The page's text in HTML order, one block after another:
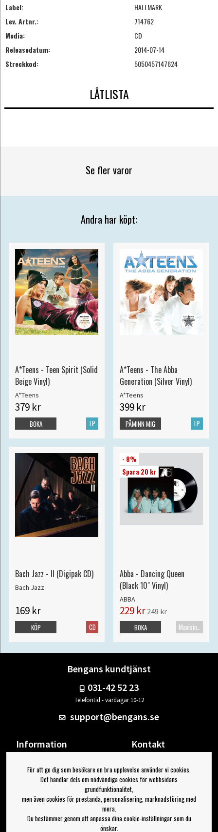
Label:
HALLMARK
Lev. Artnr.:
714762
Media:
CD
Releasedatum:
2014-07-14
Streckkod:
5050457147624
LÅTLISTA
Se fler varor
Andra har köpt:
A*Teens - Teen Spirit (Solid
Beige Vinyl)
A*Teens
379 kr
LP
BOKA
A*Teens - The Abba
Generation (Silver Vinyl)
A*Teens
399 kr
LP
PÅMINN MIG
Bach Jazz - II (Digipak CD)
Bach Jazz
169 kr
CD
KÖP
- 8%
Spara 20 kr
Abba - Dancing Queen
(Black 10" Vinyl)
ABBA
229 kr249 kr
Maxisingel
BOKA
Bengans kundtjänst
031-42 52 23
Telefontid - vardagar 10-12
support@bengans.se
Information
Om Bengans
FAQ / Köp- & Leveransvillkor
Kontakt
Din sida
Logga ut
Jag vill ha tips från Bengans
För att ge dig som besökare en bra upplevelse använder vi cookies.
Det handlar dels om nödvändiga cookies för webbsidans
grundfunktionalitet,
men även cookies för prestanda, personalisering, marknadsföring med
mera.
Du bestämmer genom att anpassa dina cookie-inställningar som du
önskar.